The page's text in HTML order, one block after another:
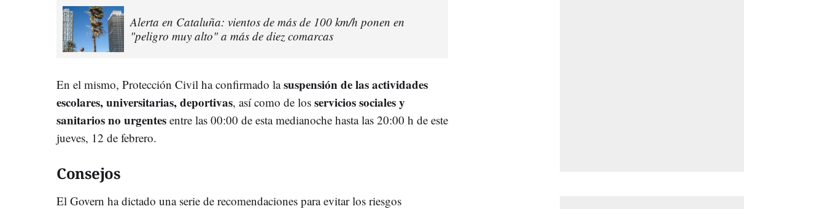
Alerta en Cataluña: vientos de más de 100 km/h ponen en
"peligro muy alto" a más de diez comarcas
En el mismo, Protección Civil ha confirmado lasuspensión de las actividades
escolares, universitarias, deportivas, así como de los servicios sociales y
sanitarios no urgentes entre las 00:00 de esta medianoche hasta las 20:00 h de este
jueves, 12 de febrero.
Consejos
El Govern ha dictado una serie de recomendaciones para evitar los riesgos